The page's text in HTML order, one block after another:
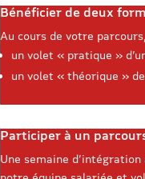
Bénéficier de deux
Au cours de votre
un volet « pratique »
un volet « théorique »
Participer à un
Une semaine